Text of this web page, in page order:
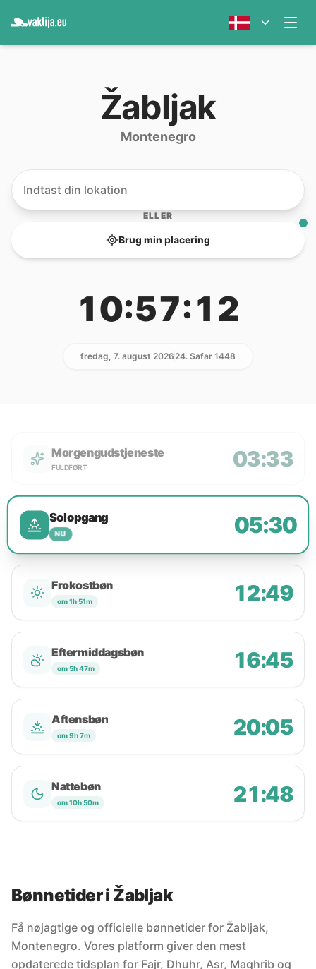
Žabljak
Montenegro
ELLER
Brug min placering
10:57:12
fredag, 7. august 202624. Safar 1448
Morgengudstjeneste
FULDFØRT 03:33
Solopgang
NU 05:30
Frokostbøn
om 1h 51m 12:49
Eftermiddagsbøn
om 5h 47m 16:45
Aftensbøn
om 9h 7m 20:05
Nattebøn
om 10h 50m 21:48
Bønnetider i Žabljak
Få nøjagtige og officielle bønnetider for Žabljak,
Montenegro. Vores platform giver den mest
opdaterede tidsplan for Fajr, Dhuhr, Asr, Maghrib og